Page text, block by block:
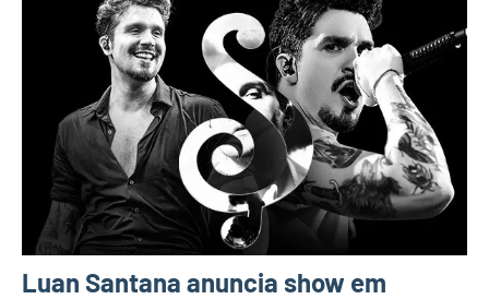
Luan Santana anuncia show em